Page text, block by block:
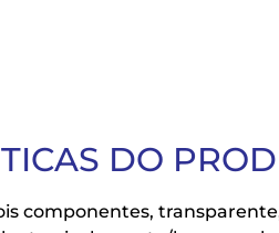
DO
componentes,